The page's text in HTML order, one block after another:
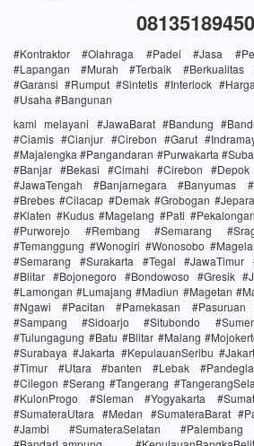
#Kontraktor #Olahraga #Padel #Jasa
#Lapangan #Murah #Terbaik #Berkualitas
#Garansi #Rumput #Sintetis #Interlock
#Usaha #Bangunan
kami melayani #JawaBarat #Bandung
#Ciamis #Cianjur #Cirebon #Garut
#Majalengka #Pangandaran #Purwakarta
#Banjar #Bekasi #Cimahi #Cirebon #Depok
#JawaTengah #Banjarnegara #Banyumas
#Brebes #Cilacap #Demak #Grobogan
#Klaten #Kudus #Magelang #Pati
#Purworejo #Rembang #Semarang
#Temanggung #Wonogiri #Wonosobo
#Semarang #Surakarta #Tegal #JawaTimur
#Blitar #Bojonegoro #Bondowoso #Gresik
#Lamongan #Lumajang #Madiun #Magetan
#Ngawi #Pacitan #Pamekasan #Pasuruan
#Sampang #Sidoarjo #Situbondo
#Tulungagung #Batu #Blitar #Malang
#Surabaya #Jakarta #KepulauanSeribu
#Timur #Utara #banten #Lebak
#Cilegon #Serang #Tangerang
#KulonProgo #Sleman #Yogyakarta
#SumateraUtara #Medan #SumateraBarat
#Jambi #SumateraSelatan